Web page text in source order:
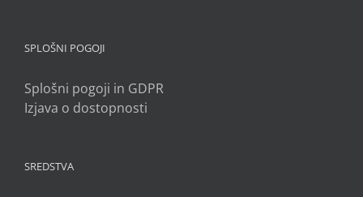
SPLOŠNI POGOJI
Splošni pogoji in GDPR
Izjava o dostopnosti
SREDSTVA